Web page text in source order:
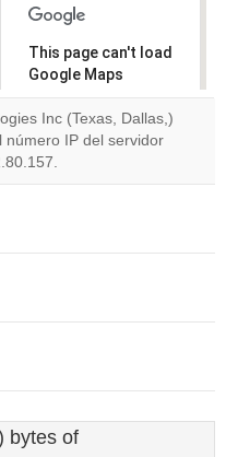
This page can't load
Google Maps
correctly.
Do you
own this
Inc (Texas, Dallas,)
número IP del servidor
bytes of